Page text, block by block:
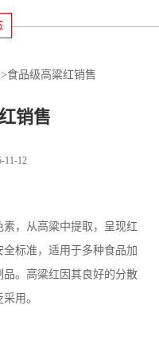
>食品级高粱红销售
销售
11-12
，从高粱中提取，呈现红
标准，适用于多种食品加
。高粱红因其良好的分散
用。